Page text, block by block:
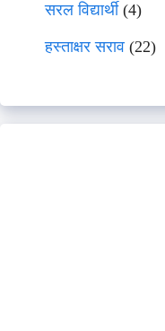
सरल विद्यार्थी(4)
हस्ताक्षर सराव (22)